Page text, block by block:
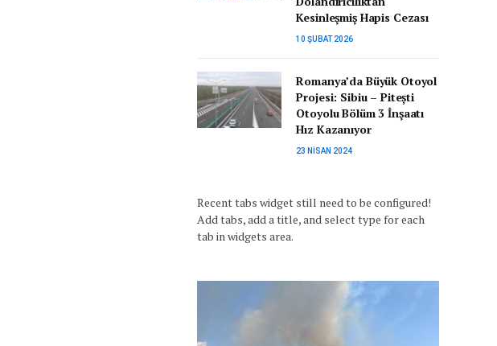
Kesinleşmiş Hapis Cezası
10 ŞUBAT 2026
Romanya’da Büyük Otoyol
Projesi: Sibiu – Pitești
Otoyolu Bölüm 3 İnşaatı
Hız Kazanıyor
23 NISAN 2024
Recent tabs widget still need to be configured!
Add tabs, add a title, and select type for each
tab in widgets area.